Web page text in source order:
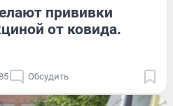
прививки
от ковида.
Обсудить